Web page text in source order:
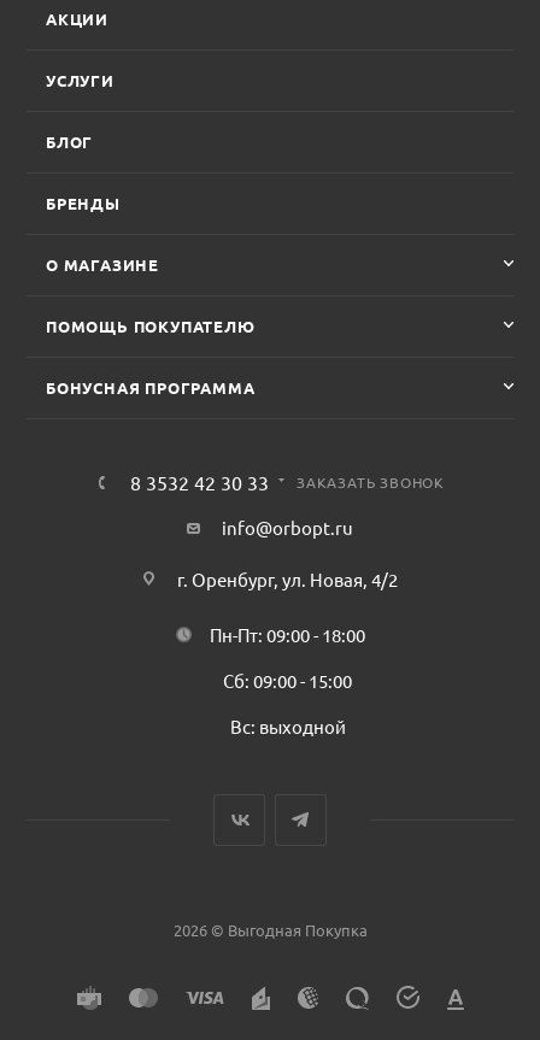
АКЦИИ
УСЛУГИ
БЛОГ
БРЕНДЫ
О МАГАЗИНЕ
ПОМОЩЬ ПОКУПАТЕЛЮ
БОНУСНАЯ ПРОГРАММА
8 3532 42 30 33 ЗАКАЗАТЬ ЗВОНОК
info@orbopt.ru
г. Оренбург, ул. Новая, 4/2
Пн-Пт: 09:00 - 18:00
Сб: 09:00 - 15:00
Вс: выходной
2026 © Выгодная Покупка